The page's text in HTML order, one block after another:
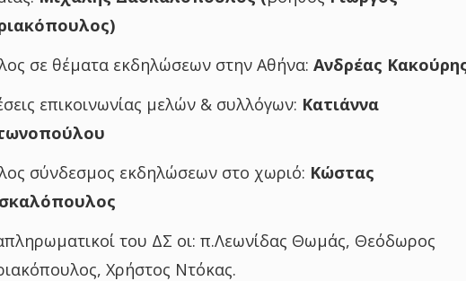
σε θέματα εκδηλώσεων στην Αθήνα: Ανδρέας
επικοινωνίας μελών & συλλόγων: Κατιάννα
σύνδεσμος εκδηλώσεων στο χωριό: Κώστας
του ΔΣ οι: π.Λεωνίδας Θωμάς, Θεόδωρος
Χρήστος Ντόκας.